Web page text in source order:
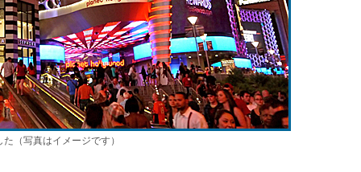
（写真はイメージです）